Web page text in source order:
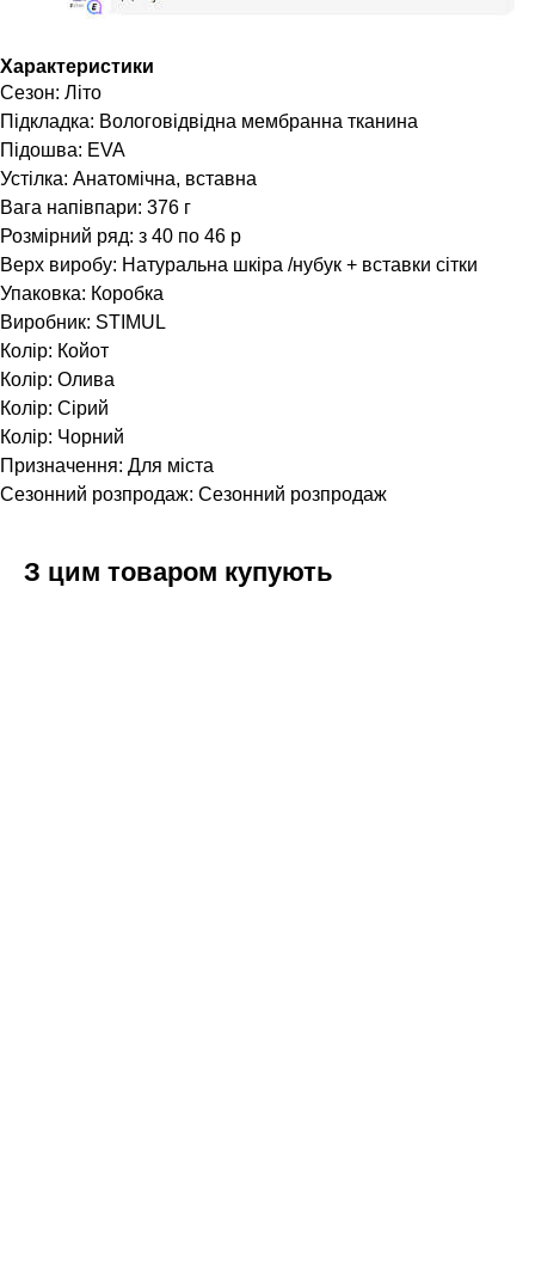
Характеристики
Сезон: Літо
Підкладка: Вологовідвідна мембранна тканина
Підошва: EVA
Устілка: Анатомічна, вставна
Вага напівпари: 376 г
Розмірний ряд: з 40 по 46 р
Верх виробу: Натуральна шкіра /нубук + вставки сітки
Упаковка: Коробка
Виробник: STIMUL
Колір: Койот
Колір: Олива
Колір: Сірий
Колір: Чорний
Призначення: Для міста
Сезонний розпродаж: Сезонний розпродаж
З цим товаром купують